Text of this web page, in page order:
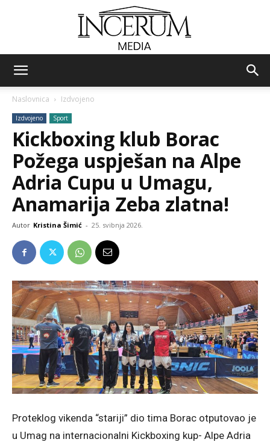
media
Naslovnica Izdvojeno
Izdvojeno Sport
Kickboxing klub Borac
Požega uspješan na Alpe
Adria Cupu u Umagu,
Anamarija Zeba zlatna!
Autor Kristina Šimić - 25. svibnja 2026.
Proteklog vikenda “stariji” dio tima Borac otputovao je
u Umag na internacionalni Kickboxing kup- Alpe Adria